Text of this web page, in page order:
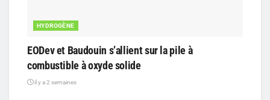
HYDROGÈNE
EODev et Baudouin s’allient sur la pile à
combustible à oxyde solide
il y a 2 semaines